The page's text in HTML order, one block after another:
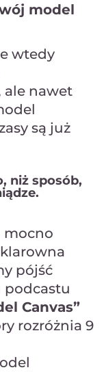
model
wtedy
ale nawet
są już
niż sposób,
mocno
pójść
podcastu
Canvas”
rozróżnia 9